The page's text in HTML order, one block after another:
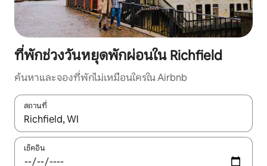
ที่พักช่วงวันหยุดพักผ่อนใน Richfield
ค้นหาและจองที่พักไม่เหมือนใครใน Airbnb
สถานที่
ใช้ลูกศรขึ้นลง หรือใช้การสัมผัสหรือปัด เพื่อสำรวจผลการค้นหา
เช็คอิน